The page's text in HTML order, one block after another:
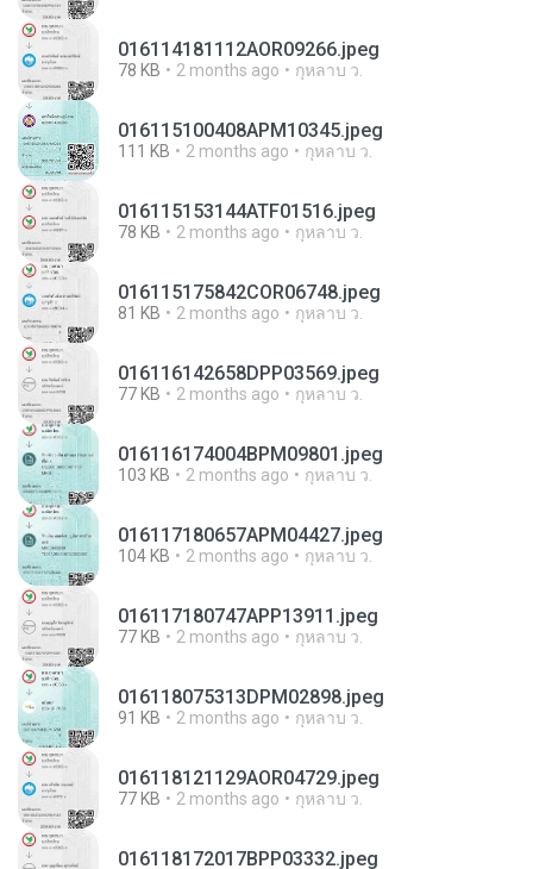
016114181112AOR09266.jpeg
78 KB 2 months ago กุหลาบ ว.
016115100408APM10345.jpeg
111 KB 2 months ago กุหลาบ ว.
016115153144ATF01516.jpeg
78 KB 2 months ago กุหลาบ ว.
016115175842COR06748.jpeg
81 KB 2 months ago กุหลาบ ว.
016116142658DPP03569.jpeg
77 KB 2 months ago กุหลาบ ว.
016116174004BPM09801.jpeg
103 KB 2 months ago กุหลาบ ว.
016117180657APM04427.jpeg
104 KB 2 months ago กุหลาบ ว.
016117180747APP13911.jpeg
77 KB 2 months ago กุหลาบ ว.
016118075313DPM02898.jpeg
91 KB 2 months ago กุหลาบ ว.
016118121129AOR04729.jpeg
77 KB 2 months ago กุหลาบ ว.
016118172017BPP03332.jpeg